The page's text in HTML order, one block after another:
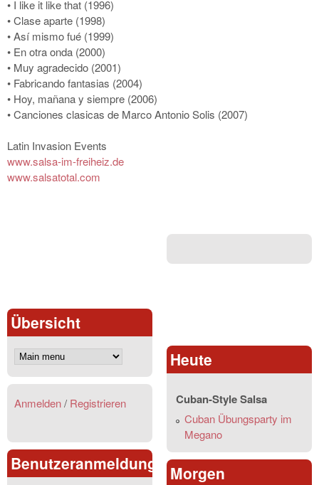
• I like it like that (1996)
• Clase aparte (1998)
• Así mismo fué (1999)
• En otra onda (2000)
• Muy agradecido (2001)
• Fabricando fantasias (2004)
• Hoy, mañana y siempre (2006)
• Canciones clasicas de Marco Antonio Solis (2007)
Latin Invasion Events
www.salsa-im-freiheiz.de
www.salsatotal.com
Übersicht
Anmelden/ Registrieren
Benutzeranmeldung
Heute
Cuban-Style Salsa
Cuban Übungsparty im
Megano
Morgen